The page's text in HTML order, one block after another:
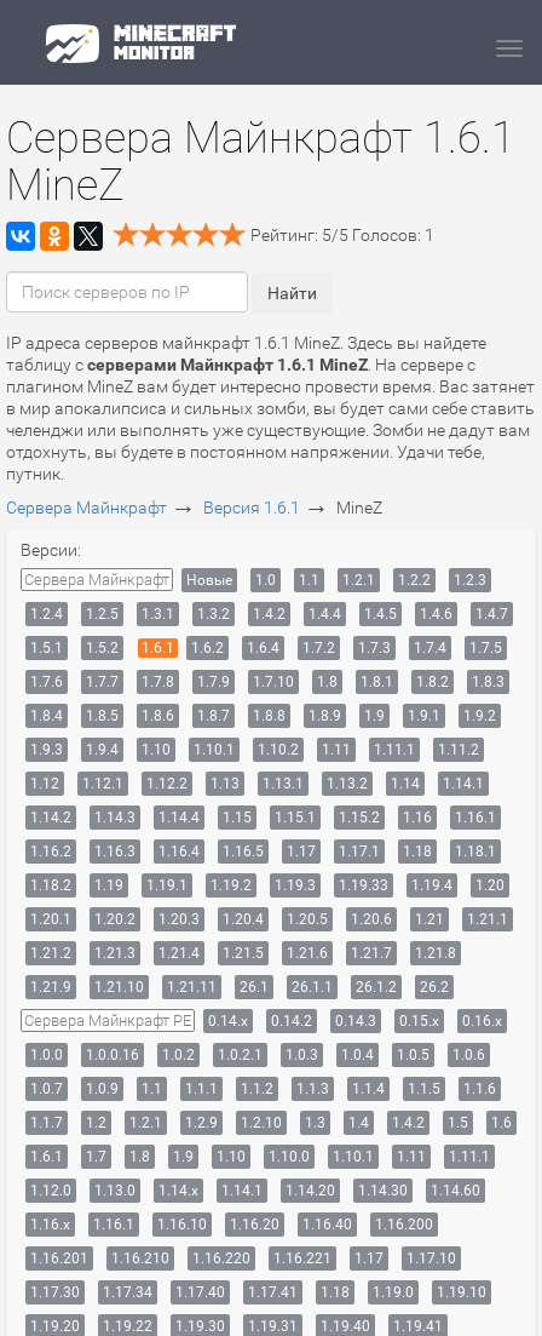
Сервера Майнкрафт 1.6.1
MineZ
Рейтинг: 5/5 Голосов: 1
IP адреса серверов майнкрафт 1.6.1 MineZ. Здесь вы найдете
таблицу ссерверами Майнкрафт 1.6.1 MineZ . На сервере с
плагином MineZ вам будет интересно провести время. Вас затянет
в мир апокалипсиса и сильных зомби, вы будет сами себе ставить
челенджи или выполнять уже существующие. Зомби не дадут вам
отдохнуть, вы будете в постоянном напряжении. Удачи тебе,
путник.
Сервера Майнкрафт → Версия 1.6.1 → MineZ
Версии:
Сервера Майнкрафт Новые 1.0 1.1 1.2.1 1.2.2
1.2.3
1.2.4
1.2.5 1.3.1 1.3.2 1.4.2 1.4.4 1.4.5 1.4.6
1.4.7
1.5.1
1.5.2 1.6.1 1.6.2 1.6.4 1.7.2 1.7.3 1.7.4
1.7.5
1.7.6
1.7.7 1.7.8 1.7.9 1.7.10 1.8 1.8.1 1.8.2
1.8.3
1.8.4
1.8.5 1.8.6 1.8.7 1.8.8 1.8.9 1.9 1.9.1
1.9.2
1.9.3
1.9.4 1.10 1.10.1 1.10.2 1.11 1.11.1
1.11.2
1.12
1.12.1 1.12.2 1.13 1.13.1 1.13.2 1.14
1.14.1
1.14.2
1.14.3 1.14.4 1.15 1.15.1 1.15.2 1.16
1.16.1
1.16.2
1.16.3 1.16.4 1.16.5 1.17 1.17.1 1.18
1.18.1
1.18.2
1.19 1.19.1 1.19.2 1.19.3 1.19.33 1.19.4
1.20
1.20.1
1.20.2 1.20.3 1.20.4 1.20.5 1.20.6 1.21
1.21.1
1.21.2
1.21.3 1.21.4 1.21.5 1.21.6 1.21.7
1.21.8
1.21.9
1.21.10 1.21.11 26.1 26.1.1 26.1.2 26.2
Сервера Майнкрафт PE 0.14.x 0.14.2 0.14.3 0.15.x
0.16.x
1.0.0
1.0.0.16 1.0.2 1.0.2.1 1.0.3 1.0.4 1.0.5
1.0.6
1.0.7
1.0.9 1.1 1.1.1 1.1.2 1.1.3 1.1.4 1.1.5
1.1.6
1.1.7
1.2 1.2.1 1.2.9 1.2.10 1.3 1.4 1.4.2 1.5
1.6
1.6.1
1.7 1.8 1.9 1.10 1.10.0 1.10.1 1.11
1.11.1
1.12.0
1.13.0 1.14.x 1.14.1 1.14.20 1.14.30
1.14.60
1.16.x
1.16.1 1.16.10 1.16.20 1.16.40
1.16.200
1.16.201
1.16.210 1.16.220 1.16.221 1.17
1.17.10
1.17.30
1.17.34 1.17.40 1.17.41 1.18 1.19.0
1.19.10
1.19.20
1.19.22 1.19.30 1.19.31 1.19.40
1.19.41